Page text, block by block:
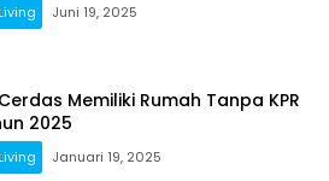
Juni 19, 2025
Memiliki Rumah Tanpa KPR
2025
Januari 19, 2025